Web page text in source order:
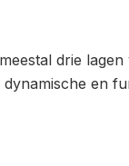
drie
en